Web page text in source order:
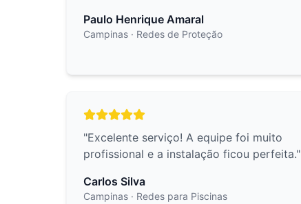
Paulo Henrique Amaral
Campinas · Redes de Proteção
"Excelente serviço! A equipe foi muito
profissional e a instalação ficou perfeita."
Carlos Silva
Campinas · Redes para Piscinas